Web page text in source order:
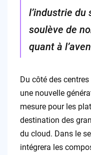
l’industrie
soulève de
quant à
Du côté des
une nouvelle
mesure pour les
destination des
du cloud. Dans le
intégrera les